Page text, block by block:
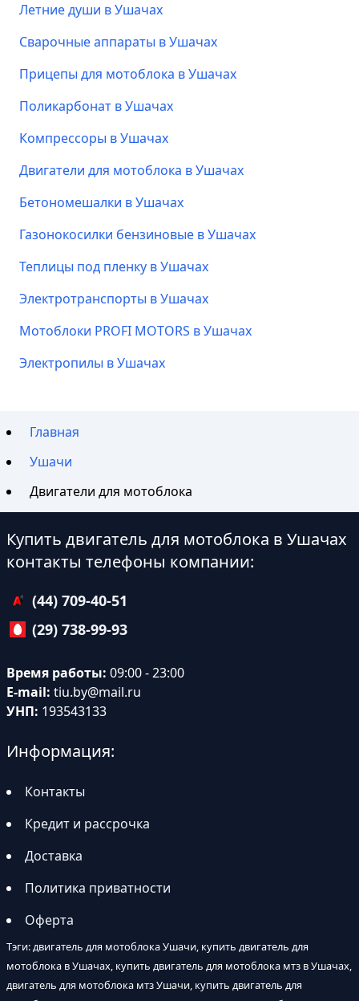
Летние души в Ушачах
Сварочные аппараты в Ушачах
Прицепы для мотоблока в Ушачах
Поликарбонат в Ушачах
Компрессоры в Ушачах
Двигатели для мотоблока в Ушачах
Бетономешалки в Ушачах
Газонокосилки бензиновые в Ушачах
Теплицы под пленку в Ушачах
Электротранспорты в Ушачах
Мотоблоки PROFI MOTORS в Ушачах
Электропилы в Ушачах
Главная
Ушачи
Двигатели для мотоблока
Купить двигатель для мотоблока в Ушачах
контакты телефоны компании:
(44) 709-40-51
(29) 738-99-93
Время работы: 09:00 - 23:00
E-mail: tiu.by@mail.ru
УНП: 193543133
Информация:
Контакты
Кредит и рассрочка
Доставка
Политика приватности
Оферта
Тэги: двигатель для мотоблока Ушачи, купить двигатель для
мотоблока в Ушачах, купить двигатель для мотоблока мтз в Ушачах,
двигатель для мотоблока мтз Ушачи, купить двигатель для